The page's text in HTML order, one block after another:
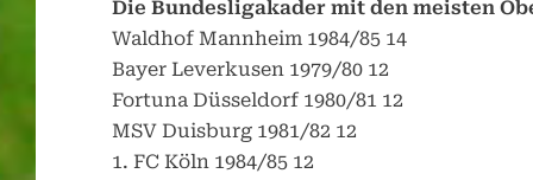
Die Bundesligakader mit den meisten
Waldhof Mannheim 1984/85 14
Bayer Leverkusen 1979/80 12
Fortuna Düsseldorf 1980/81 12
MSV Duisburg 1981/82 12
1. FC Köln 1984/85 12